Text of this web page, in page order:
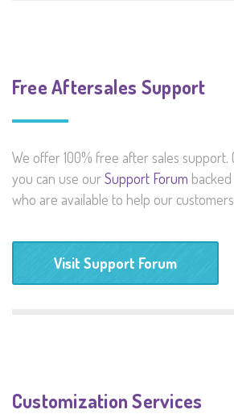
Free Aftersales Support
We offer 100% free after sales support.
you can use ourSupport Forum
who are available to help our
Visit Support Forum
Customization Services